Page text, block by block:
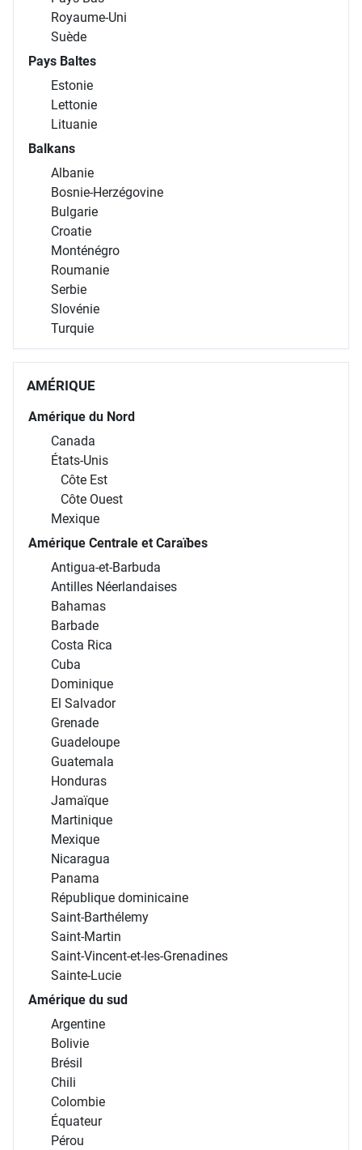
Royaume-Uni
Suède
Pays Baltes
Estonie
Lettonie
Lituanie
Balkans
Albanie
Bosnie-Herzégovine
Bulgarie
Croatie
Monténégro
Roumanie
Serbie
Slovénie
Turquie
AMÉRIQUE
Amérique du Nord
Canada
États-Unis
Côte Est
Côte Ouest
Mexique
Amérique Centrale et Caraïbes
Antigua-et-Barbuda
Antilles Néerlandaises
Bahamas
Barbade
Costa Rica
Cuba
Dominique
El Salvador
Grenade
Guadeloupe
Guatemala
Honduras
Jamaïque
Martinique
Mexique
Nicaragua
Panama
République dominicaine
Saint-Barthélemy
Saint-Martin
Saint-Vincent-et-les-Grenadines
Sainte-Lucie
Amérique du sud
Argentine
Bolivie
Brésil
Chili
Colombie
Équateur
Pérou